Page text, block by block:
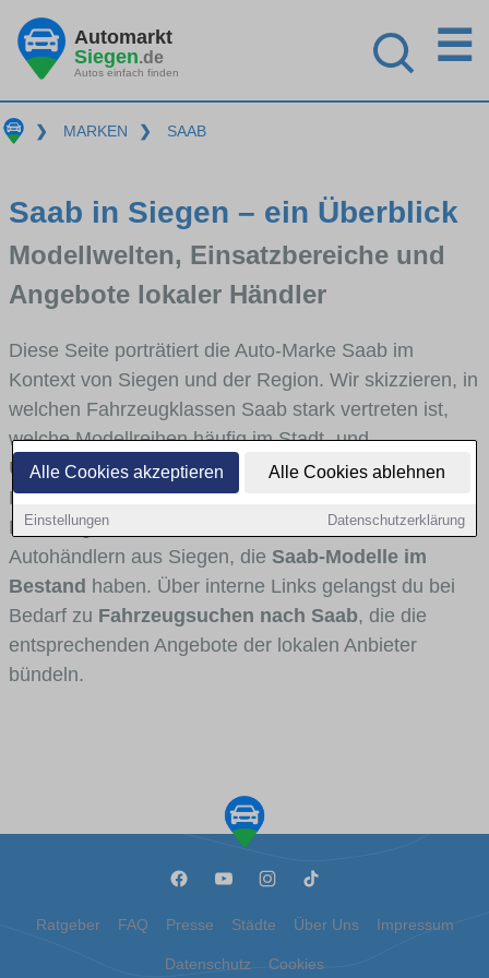
Alle Cookies akzeptieren Alle Cookies ablehnen
Einstellungen Datenschutzerklärung
Automarkt
Siegen.de
Autos einfach finden
☰
❯ MARKEN ❯ SAAB
Saab in Siegen – ein Überblick
Modellwelten, Einsatzbereiche und
Angebote lokaler Händler
Diese Seite porträtiert die Auto-Marke Saab im
Kontext von Siegen und der Region. Wir skizzieren, in
welchen Fahrzeugklassen Saab stark vertreten ist,
welche Modellreihen häufig im Stadt- und
Umlandverkehr zu sehen sind und für welche
Fahrertypen die Marke interessant ist. Viele
Fahrzeuge stammen von Autohäusern und
Autohändlern aus Siegen, die Saab-Modelle im
Bestand haben. Über interne Links gelangst du bei
Bedarf zu Fahrzeugsuchen nach Saab, die die
entsprechenden Angebote der lokalen Anbieter
bündeln.
Ratgeber FAQ Presse Städte Über Uns Impressum
Datenschutz Cookies